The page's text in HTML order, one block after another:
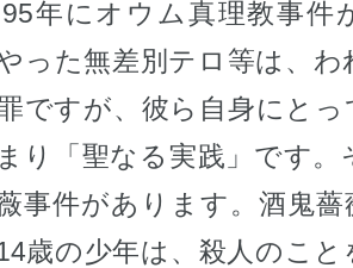
年にオウム真理教事件
った無差別テロ等は、わ
ですが、彼ら自身にとっ
り「聖なる実践」です。
事件があります。酒鬼薔
歳の少年は、殺人のこと